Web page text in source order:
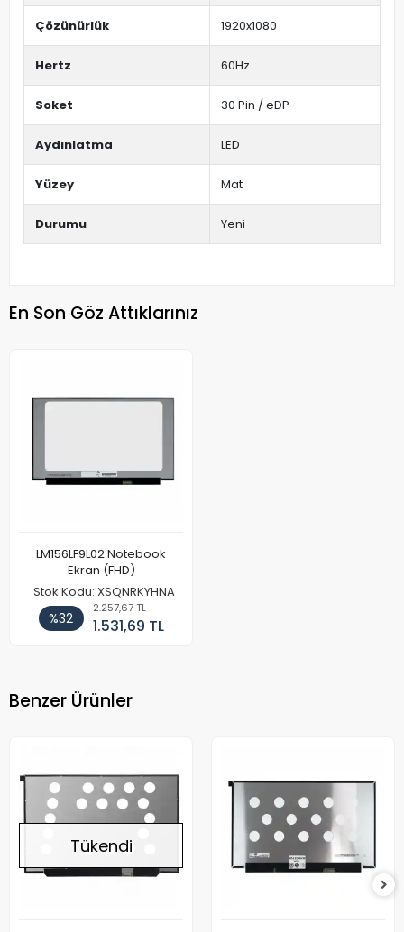
Çözünürlük 1920x1080
Hertz 60Hz
Soket 30 Pin / eDP
Aydınlatma LED
Yüzey Mat
Durumu Yeni
En Son Göz Attıklarınız
LM156LF9L02 Notebook
Ekran (FHD)
Stok Kodu: XSQNRKYHNA
%32
2.257,67 TL
1.531,69 TL
Benzer Ürünler
Tükendi